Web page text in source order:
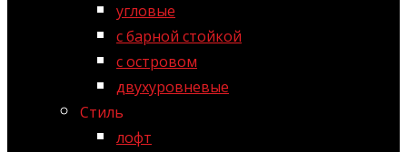
угловые
с барной стойкой
с островом
двухуровневые
Стиль
лофт